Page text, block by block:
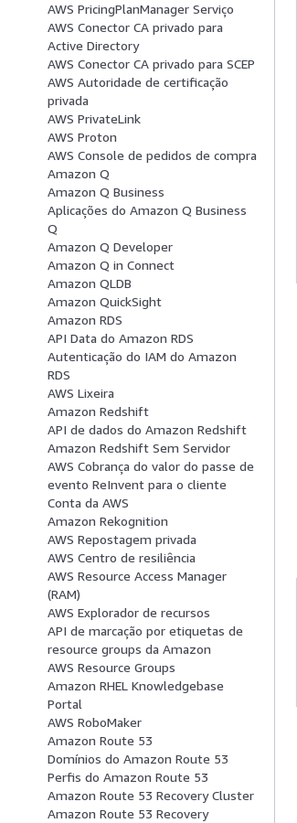
AWS PricingPlanManager Serviço
AWS Conector CA privado para
Active Directory
AWS Conector CA privado para SCEP
AWS Autoridade de certificação
privada
AWS PrivateLink
AWS Proton
AWS Console de pedidos de compra
Amazon Q
Amazon Q Business
Aplicações do Amazon Q Business
Q
Amazon Q Developer
Amazon Q in Connect
Amazon QLDB
Amazon QuickSight
Amazon RDS
API Data do Amazon RDS
Autenticação do IAM do Amazon
RDS
AWS Lixeira
Amazon Redshift
API de dados do Amazon Redshift
Amazon Redshift Sem Servidor
AWS Cobrança do valor do passe de
evento ReInvent para o cliente
Conta da AWS
Amazon Rekognition
AWS Repostagem privada
AWS Centro de resiliência
AWS Resource Access Manager
(RAM)
AWS Explorador de recursos
API de marcação por etiquetas de
resource groups da Amazon
AWS Resource Groups
Amazon RHEL Knowledgebase
Portal
AWS RoboMaker
Amazon Route 53
Domínios do Amazon Route 53
Perfis do Amazon Route 53
Amazon Route 53 Recovery Cluster
Amazon Route 53 Recovery